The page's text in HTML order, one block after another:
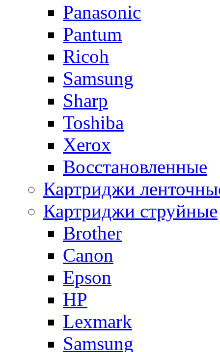
Panasonic
Pantum
Ricoh
Samsung
Sharp
Toshiba
Xerox
Восстановленные
Картриджи
Картриджи струйные
Brother
Canon
Epson
HP
Lexmark
Samsung